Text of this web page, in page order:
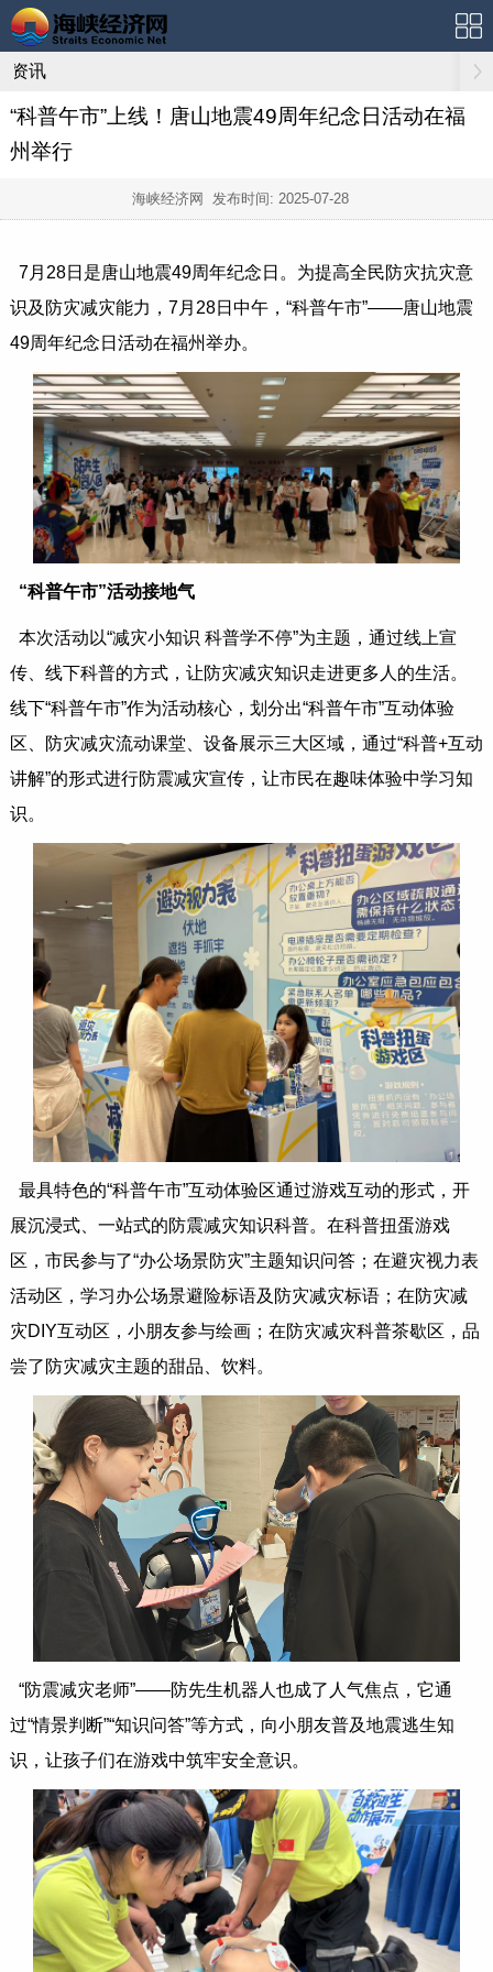
资讯
“科普午市”上线！唐山地震49周年纪念日活动在福
州举行
海峡经济网 发布时间: 2025-07-28
7月28日是唐山地震49周年纪念日。为提高全民防灾抗灾意
识及防灾减灾能力， 7月28日 中午，“科普午市”——唐山地震
49周年纪念日活动在福州举办。
“科普午市”活动接地气
本次活动以“减灾小知识 科普学不停”为主题，通过线上宣
传、线下科普的方式，让防灾减灾知识走进更多人的生活。
线下“科普午市”作为活动核心，划分出“科普午市”互动体验
区、防灾减灾流动课堂、设备展示三大区域，通过“科普+互动
讲解”的形式进行防震减灾宣传，让市民在趣味体验中学习知
识。
最具特色的“科普午市”互动体验区通过游戏互动的形式，开
展沉浸式、一站式的防震减灾知识科普。在科普扭蛋游戏
区，市民参与了“办公场景防灾”主题知识问答；在避灾视力表
活动区，学习办公场景避险标语及防灾减灾标语；在防灾减
灾DIY互动区，小朋友参与绘画；在防灾减灾科普茶歇区，品
尝了防灾减灾主题的甜品、饮料。
“防震减灾老师”——防先生机器人也成了人气焦点，它通
过“情景判断”“知识问答”等方式，向小朋友普及地震逃生知
识，让孩子们在游戏中筑牢安全意识。